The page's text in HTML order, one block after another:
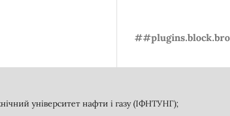
університет нафти і газу (ІФНТУНГ);